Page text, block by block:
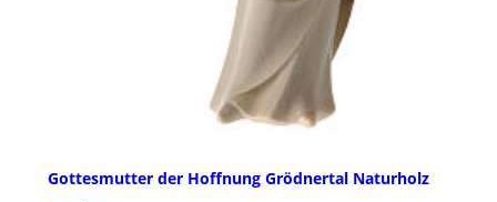
Gottesmutter der Hoffnung Grödnertal Naturholz